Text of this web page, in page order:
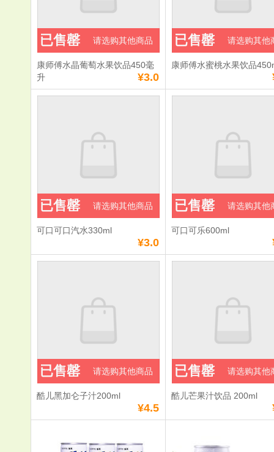
康师傅水晶葡萄水果饮品450毫
升
¥3.0
已售罄 请选购其他商品
康师傅水蜜桃水果饮品
已售罄 请选购其他
可口可口汽水330ml
¥3.0
已售罄 请选购其他商品
可口可乐600ml
已售罄 请选购其他
酷儿黑加仑子汁200ml
¥4.5
已售罄 请选购其他商品
酷儿芒果汁饮品 200ml
已售罄 请选购其他